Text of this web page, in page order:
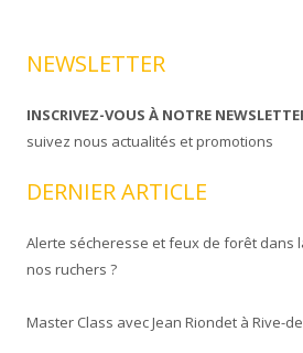
NEWSLETTER
INSCRIVEZ-VOUS À NOTRE
suivez nous actualités et promotions
DERNIER ARTICLE
Alerte sécheresse et feux de forêt dans
nos ruchers ?
Master Class avec Jean Riondet à Rive-